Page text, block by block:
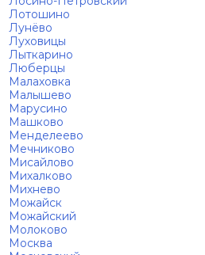
Лотошино
Лунёво
Луховицы
Лыткарино
Люберцы
Малаховка
Малышево
Марусино
Машково
Менделеево
Мечниково
Мисайлово
Михалково
Михнево
Можайск
Можайский
Молоково
Москва